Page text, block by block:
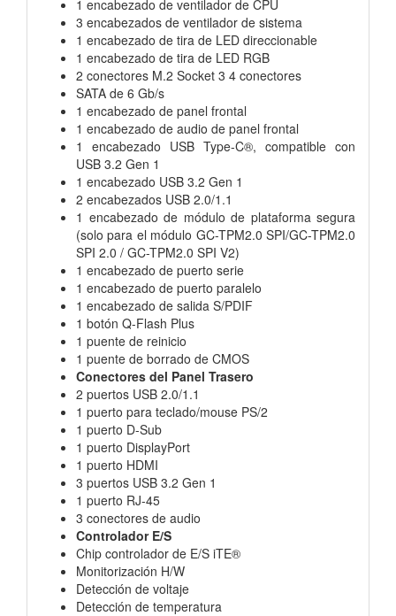
1 encabezado de ventilador de CPU
3 encabezados de ventilador de sistema
1 encabezado de tira de LED direccionable
1 encabezado de tira de LED RGB
2 conectores M.2 Socket 3 4 conectores
SATA de 6 Gb/s
1 encabezado de panel frontal
1 encabezado de audio de panel frontal
1 encabezado USB Type-C®, compatible con
USB 3.2 Gen 1
1 encabezado USB 3.2 Gen 1
2 encabezados USB 2.0/1.1
1 encabezado de módulo de plataforma segura
(solo para el módulo GC-TPM2.0 SPI/GC-TPM2.0
SPI 2.0 / GC-TPM2.0 SPI V2)
1 encabezado de puerto serie
1 encabezado de puerto paralelo
1 encabezado de salida S/PDIF
1 botón Q-Flash Plus
1 puente de reinicio
1 puente de borrado de CMOS
Conectores del Panel Trasero
2 puertos USB 2.0/1.1
1 puerto para teclado/mouse PS/2
1 puerto D-Sub
1 puerto DisplayPort
1 puerto HDMI
3 puertos USB 3.2 Gen 1
1 puerto RJ-45
3 conectores de audio
Controlador E/S
Chip controlador de E/S iTE®
Monitorización H/W
Detección de voltaje
Detección de temperatura